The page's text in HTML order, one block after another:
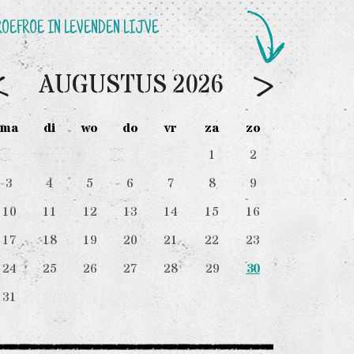
IN LEVENDEN LIJVE
AUGUSTUS 2026
ma di wo do vr za
zo
1
2
3
4 5 6 7 8
9
10
11 12 13 14 15
16
17
18 19 20 21 22
23
24
25 26 27 28 29
30
31